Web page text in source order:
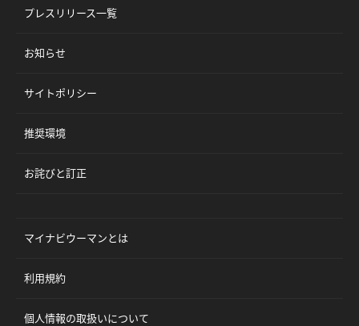
プレスリリース一覧
お知らせ
サイトポリシー
推奨環境
お詫びと訂正
マイナビウーマンとは
利用規約
個人情報の取扱いについて